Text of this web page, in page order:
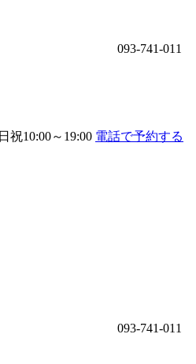
093-741-011
祝10:00～19:00 電話で予約する
093-741-011